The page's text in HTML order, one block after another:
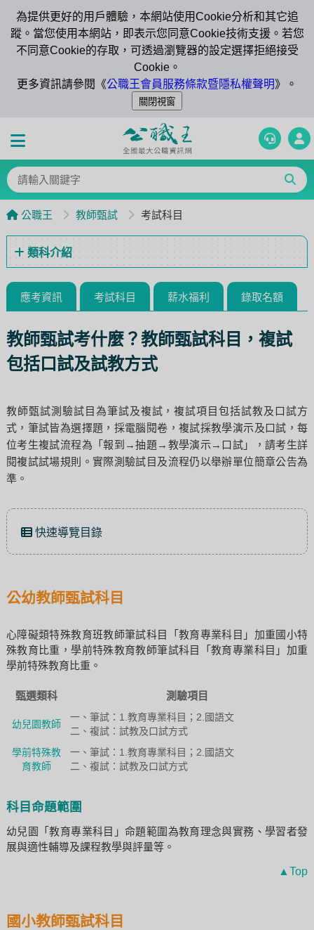
為提供更好的用戶體驗，本網站使用Cookie分析和其它追
蹤。當您使用本網站，即表示您同意Cookie技術支援。若您
不同意Cookie的存取，可透過瀏覽器的設定選擇拒絕接受
Cookie。
更多資訊請參閱《公職王會員服務條款暨隱私權聲明》。
公職王 教師甄試 考試科目
類科介紹
應考資訊 考試科目 薪水福利 錄取名額
教師甄試考什麼？教師甄試科目，複試
包括口試及試教方式
教師甄試測驗試目為筆試及複試，複試項目包括試教及口試方
式，筆試皆為選擇題，採電腦閱卷，複試採教學演示及口試，每
位考生複試流程為「報到→抽題→教學演示→口試」，請考生詳
閱複試試場規則。實際測驗試目及流程仍以舉辦單位簡章公告為
準。
快速導覽目錄
公幼教師甄試科目
心障礙類特殊教育班教師筆試科目「教育專業科目」加重國小特
殊教育比重，學前特殊教育教師筆試科目「教育專業科目」加重
學前特殊教育比重。
甄選類科 測驗項目
幼兒園教師
一、筆試：1.教育專業科目；2.國語文
二、複試：試教及口試方式
學前特殊教
育教師
一、筆試：1.教育專業科目；2.國語文
二、複試：試教及口試方式
科目命題範圍
幼兒園「教育專業科目」命題範圍為教育理念與實務、學習者發
展與適性輔導及課程教學與評量等。
▲Top
國小教師甄試科目